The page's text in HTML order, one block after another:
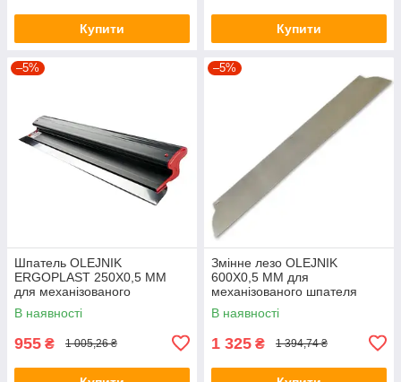
Купити Купити
–5%
Шпатель OLEJNIK
ERGOPLAST 250Х0,5 ММ
для механізованого
нанесення (пластмасовий)
В наявності
955 ₴ 1 005,26 ₴
–5%
Змінне лезо OLEJNIK
600Х0,5 ММ для
механізованого шпателя
В наявності
1 325 ₴ 1 394,74 ₴